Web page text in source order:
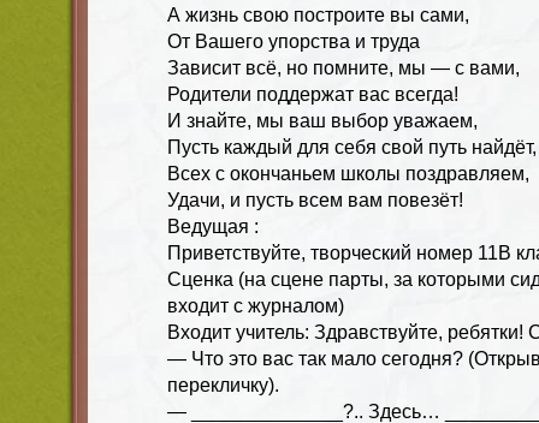
А жизнь свою построите вы сами,
От Вашего упорства и труда
Зависит всё, но помните, мы — с вами,
Родители поддержат вас всегда!
И знайте, мы ваш выбор уважаем,
Пусть каждый для себя свой путь найдёт,
Всех с окончаньем школы поздравляем,
Удачи, и пусть всем вам повезёт!
Ведущая :
Приветствуйте, творческий номер 11В
Сценка (на сцене парты, за которыми
входит с журналом)
Входит учитель: Здравствуйте,
— Что это вас так мало сегодня?
перекличку).
— ______________?.. Здесь…